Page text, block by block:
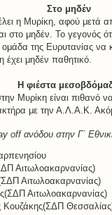
Στο μηδέν
η Μυρίκη, αφού μετά
στο μηδέν. Το γεγονός
της Ευρυτανίας να
μηδέν παθητικό.
Η φιέστα
Μυρίκη είναι πιθανό να
με την Α.Λ.Α.Κ.
off ανόδου στην Γ΄
Αιτωλοακαρνανίας)
Αιτωλοακαρνανίας)
Αιτωλοακαρνανίας)
Κουζάκης(ΣΔΠ